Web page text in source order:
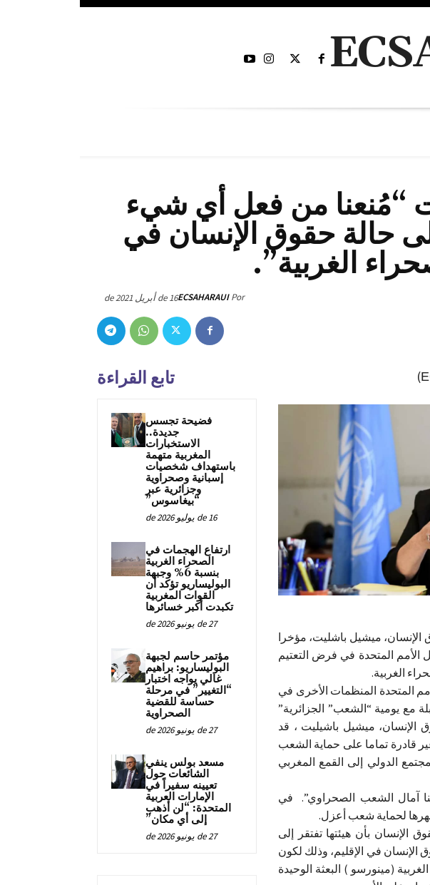
“مُنعنا من فعل أي شيء
إلى حالة حقوق الإنسان في
الغربية”.
Por
ECSAHARAUI16 de أبريل de 2021
تابع القراءة
فضيحة تجسس
جديدة..
الاستخبارات
المغربية متهمة
باستهداف شخصيات
إسبانية وصحراوية
وجزائرية عبر
“بيغاسوس”
16 de يوليو de 2026
ارتفاع الهجمات في
الصحراء الغربية
بنسبة 6% وجبهة
البوليساريو تؤكد أن
القوات المغربية
تكبدت أكبر خسائرها
27 de يونيو de 2026
مؤتمر حاسم لجبهة
البوليساريو: براهيم
غالي يواجه اختبار
“التغيير” في مرحلة
حساسة للقضية
الصحراوية
27 de يونيو de 2026
مسعد بولس ينفي
الشائعات حول
تعيينه سفيراً في
الإمارات العربية
المتحدة: “لن أذهب
إلى أي مكان”
27 de يونيو de 2026
)
الإنسان، ميشيل باشليت، مؤخرا
المتحدة في فرض التعتيم
الغربية.
المتحدة المنظمات الأخرى في
مع يومية “الشعب” الجزائرية”
الإنسان، ميشيل باشيليت ، قد
قادرة تماما على حماية الشعب
الدولي إلى القمع المغربي
آمال الشعب الصحراوي”. في
ظهرها لحماية شعب أعزل.
الإنسان بأن هيئتها تفتقر إلى
الإنسان في الإقليم، وذلك لكون
(مينورسو ) البعثة الوحيدة